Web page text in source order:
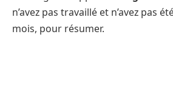
n’avez pas travaillé et n’avez pas
mois, pour résumer.